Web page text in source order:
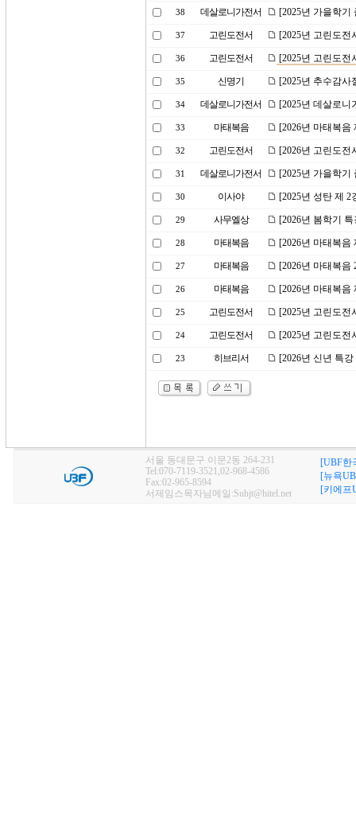
38 데살로니가전서 [2025년 가을학기
37 고린도전서 [2025년 고린도전
36 고린도전서 [2025년 고린도전
35 신명기 [2025년 추수감사
34 데살로니가전서 [2025년 데살로니
33 마태복음 [2026년 마태복음
32 고린도전서 [2026년 고린도전
31 데살로니가전서 [2025년 가을학
30 이사야 [2025년 성탄 제
29 사무엘상 [2026년 봄학기
28 마태복음 [2026년 마태복음
27 마태복음 [2026년 마태복음
26 마태복음 [2026년 마태복음
25 고린도전서 [2025년 고린도전
24 고린도전서 [2025년 고린도전
23 히브리서 [2026년 신년 특
서울 동대문구 이문2동 264-231
Tel:070-7119-3521,02-968-4586
Fax:02-965-8594
서제임스목자님메일:Suhjt@hitel.net
[UBF한
[뉴욕
[키에프